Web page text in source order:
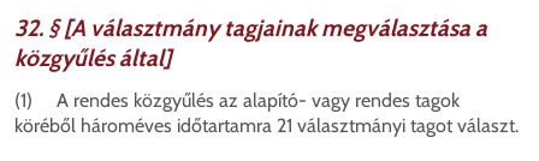
32. § [A választmány tagjainak megválasztása a
közgyűlés által]
(1) A rendes közgyűlés az alapító- vagy rendes tagok
köréből hároméves időtartamra 21 választmányi tagot választ.